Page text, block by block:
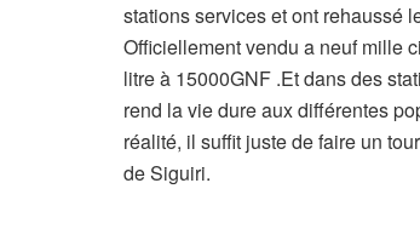
stations services et ont rehaussé
Officiellement vendu a neuf mille
litre à 15000GNF .Et dans des
rend la vie dure aux différentes
réalité, il suffit juste de faire un
de Siguiri.